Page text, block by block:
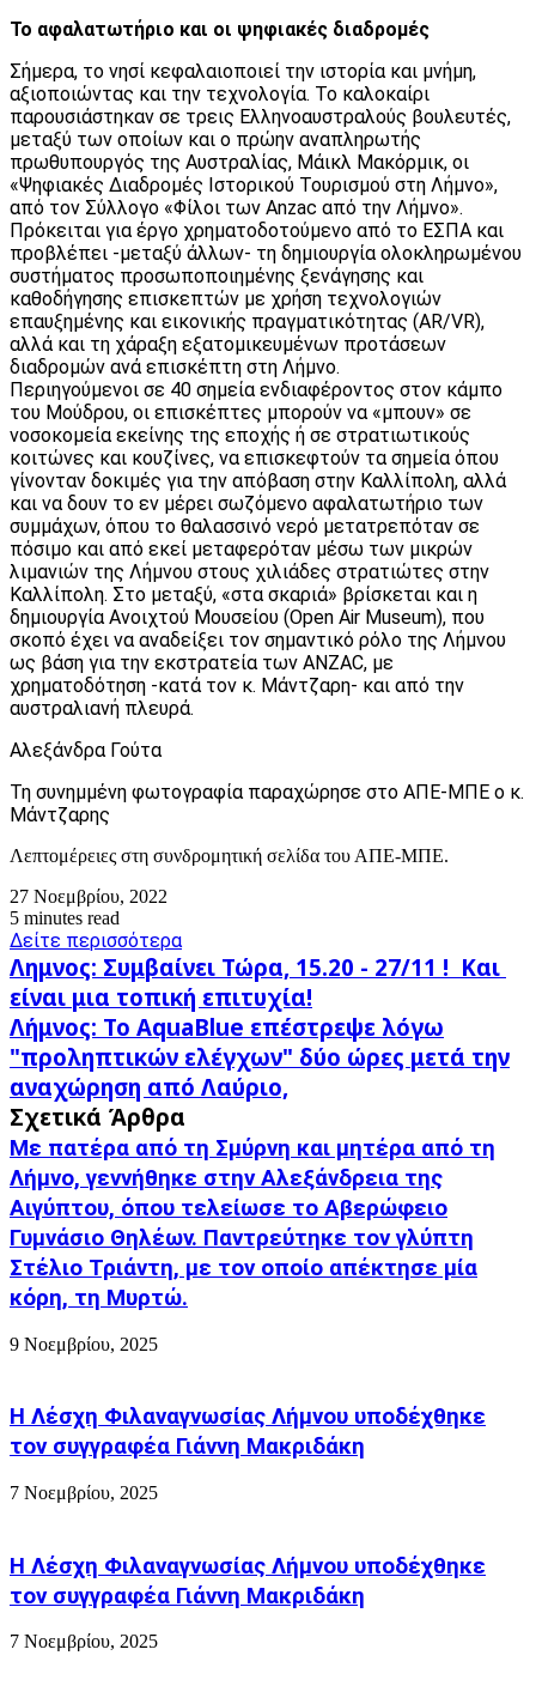
Το αφαλατωτήριο και οι ψηφιακές διαδρομές
Σήμερα, το νησί κεφαλαιοποιεί την ιστορία και μνήμη,
αξιοποιώντας και την τεχνολογία. Το καλοκαίρι
παρουσιάστηκαν σε τρεις Ελληνοαυστραλούς βουλευτές,
μεταξύ των οποίων και ο πρώην αναπληρωτής
πρωθυπουργός της Αυστραλίας, Μάικλ Μακόρμικ, οι
«Ψηφιακές Διαδρομές Ιστορικού Τουρισμού στη Λήμνο»,
από τον Σύλλογο «Φίλοι των Anzac από την Λήμνο».
Πρόκειται για έργο χρηματοδοτούμενο από το ΕΣΠΑ και
προβλέπει -μεταξύ άλλων- τη δημιουργία ολοκληρωμένου
συστήματος προσωποποιημένης ξενάγησης και
καθοδήγησης επισκεπτών με χρήση τεχνολογιών
επαυξημένης και εικονικής πραγματικότητας (ΑR/VR),
αλλά και τη χάραξη εξατομικευμένων προτάσεων
διαδρομών ανά επισκέπτη στη Λήμνο.
Περιηγούμενοι σε 40 σημεία ενδιαφέροντος στον κάμπο
του Μούδρου, οι επισκέπτες μπορούν να «μπουν» σε
νοσοκομεία εκείνης της εποχής ή σε στρατιωτικούς
κοιτώνες και κουζίνες, να επισκεφτούν τα σημεία όπου
γίνονταν δοκιμές για την απόβαση στην Καλλίπολη, αλλά
και να δουν το εν μέρει σωζόμενο αφαλατωτήριο των
συμμάχων, όπου το θαλασσινό νερό μετατρεπόταν σε
πόσιμο και από εκεί μεταφερόταν μέσω των μικρών
λιμανιών της Λήμνου στους χιλιάδες στρατιώτες στην
Καλλίπολη. Στο μεταξύ, «στα σκαριά» βρίσκεται και η
δημιουργία Ανοιχτού Μουσείου (Open Air Museum), που
σκοπό έχει να αναδείξει τον σημαντικό ρόλο της Λήμνου
ως βάση για την εκστρατεία των ANZAC, με
χρηματοδότηση -κατά τον κ. Μάντζαρη- και από την
αυστραλιανή πλευρά.
Αλεξάνδρα Γούτα
Τη συνημμένη φωτογραφία παραχώρησε στο ΑΠΕ-ΜΠΕ ο κ.
Μάντζαρης
Λεπτομέρειες στη συνδρομητική σελίδα του ΑΠΕ-ΜΠΕ.
27 Νοεμβρίου, 2022
5 minutes read
Δείτε περισσότερα
Λημνος:
Συμβαίνει
Τώρα,
15.20
-
27/11
!
Και
είναι
μια
τοπική
επιτυχία!
Λημνος: Συμβαίνει Τώρα, 15.20 - 27/11 ! Και
είναι μια τοπική επιτυχία!
Λήμνος:
Το
AquaBlue
επέστρεψε
λόγω
"προληπτικών
ελέγχων"
δύο
ώρες
μετά
την
αναχώρηση
από
Λαύριο,
Λήμνος: Το AquaBlue επέστρεψε λόγω
"προληπτικών ελέγχων" δύο ώρες μετά την
αναχώρηση από Λαύριο,
Σχετικά Άρθρα
Με πατέρα από τη Σμύρνη και μητέρα από τη
Λήμνο, γεννήθηκε στην Αλεξάνδρεια της
Αιγύπτου, όπου τελείωσε το Αβερώφειο
Γυμνάσιο Θηλέων. Παντρεύτηκε τον γλύπτη
Στέλιο Τριάντη, με τον οποίο απέκτησε μία
κόρη, τη Μυρτώ.
9 Νοεμβρίου, 2025
Η Λέσχη Φιλαναγνωσίας Λήμνου υποδέχθηκε
τον συγγραφέα Γιάννη Μακριδάκη
7 Νοεμβρίου, 2025
Η Λέσχη Φιλαναγνωσίας Λήμνου υποδέχθηκε
τον συγγραφέα Γιάννη Μακριδάκη
7 Νοεμβρίου, 2025